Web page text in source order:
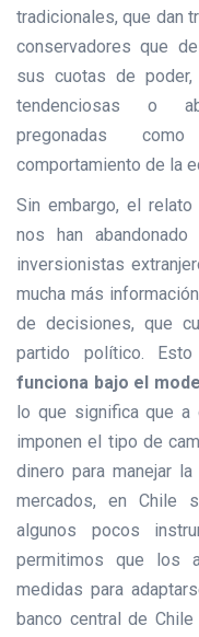
tradicionales, que dan
conservadores que
sus cuotas de
tendenciosas o
pregonadas
comportamiento de la
Sin embargo, el
nos han
inversionistas
mucha más
de decisiones, que
partido político.
funciona bajo el
lo que significa que a
imponen el tipo de
dinero para manejar
mercados, en Chile
algunos pocos
permitimos que los
medidas para
banco central de